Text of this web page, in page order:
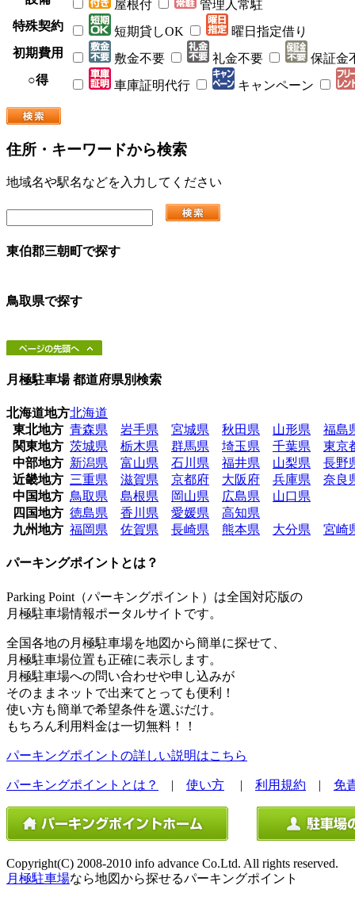
屋根付
管理人常駐
特殊契約
短期貸しOK
曜日指定借り
初期費用
敷金不要 礼金不要 保証金
○得
車庫証明代行 キャンペーン
住所・キーワードから検索
地域名や駅名などを入力してください
東伯郡三朝町で探す
鳥取県で探す
月極駐車場 都道府県別検索
北海道地方北海道
東北地方 青森県 岩手県 宮城県 秋田県 山形県
福島
関東地方 茨城県 栃木県 群馬県 埼玉県 千葉県 東京
中部地方 新潟県 富山県 石川県 福井県 山梨県 長野
近畿地方 三重県 滋賀県 京都府 大阪府 兵庫県 奈良
中国地方 鳥取県 島根県 岡山県 広島県
山口県
四国地方 徳島県 香川県 愛媛県
高知県
九州地方 福岡県 佐賀県 長崎県 熊本県 大分県 宮崎
パーキングポイントとは？
Parking Point（パーキングポイント）は全国対応版の
月極駐車場情報ポータルサイトです。
全国各地の月極駐車場を地図から簡単に探せて、
月極駐車場位置も正確に表示します。
月極駐車場への問い合わせや申し込みが
そのままネットで出来てとっても便利！
使い方も簡単で希望条件を選ぶだけ。
もちろん利用料金は一切無料！！
パーキングポイントの詳しい説明はこちら
パーキングポイントとは？ | 使い方 | 利用規約 | 免
Copyright(C) 2008-2010 info advance Co.Ltd. All rights reserved.
月極駐車場なら地図から探せるパーキングポイント